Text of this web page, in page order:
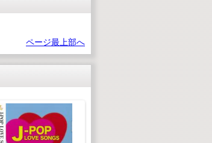
ページ最上部へ